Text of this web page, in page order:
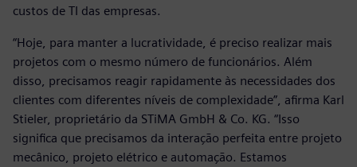
custos de TI das empresas.
“Hoje, para manter a lucratividade, é preciso realizar mais
projetos com o mesmo número de funcionários. Além
disso, precisamos reagir rapidamente às necessidades dos
clientes com diferentes níveis de complexidade”, afirma Karl
Stieler, proprietário da STiMA GmbH & Co. KG. “Isso
significa que precisamos da interação perfeita entre projeto
mecânico, projeto elétrico e automação. Estamos